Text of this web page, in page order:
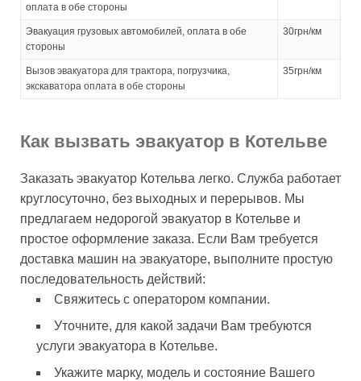
оплата в обе стороны
Эвакуация грузовых автомобилей, оплата в обе
стороны
30грн/км
Вызов эвакуатора для трактора, погрузчика,
экскаватора оплата в обе стороны
35грн/км
Как вызвать эвакуатор в Котельве
Заказать эвакуатор Котельва легко. Служба работает
круглосуточно, без выходных и перерывов. Мы
предлагаем недорогой эвакуатор в Котельве и
простое оформление заказа. Если Вам требуется
доставка машин на эвакуаторе, выполните простую
последовательность действий:
Свяжитесь с оператором компании.
Уточните, для какой задачи Вам требуются
услуги эвакуатора в Котельве.
Укажите марку, модель и состояние Вашего